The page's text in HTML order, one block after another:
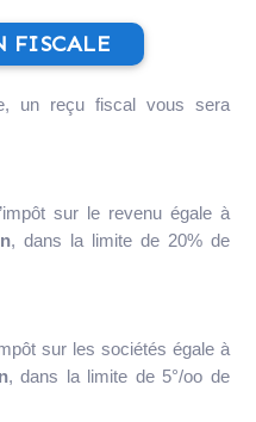
FISCALE
un reçu fiscal vous sera
sur le revenu égale à
, dans la limite de 20% de
sur les sociétés égale à
, dans la limite de 5°/oo de